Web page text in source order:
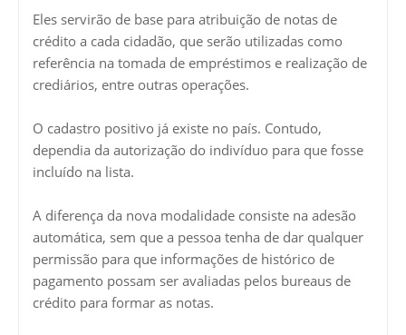
Eles servirão de base para atribuição de notas de
crédito a cada cidadão, que serão utilizadas como
referência na tomada de empréstimos e realização de
crediários, entre outras operações.
O cadastro positivo já existe no país. Contudo,
dependia da autorização do indivíduo para que fosse
incluído na lista.
A diferença da nova modalidade consiste na adesão
automática, sem que a pessoa tenha de dar qualquer
permissão para que informações de histórico de
pagamento possam ser avaliadas pelos bureaus de
crédito para formar as notas.